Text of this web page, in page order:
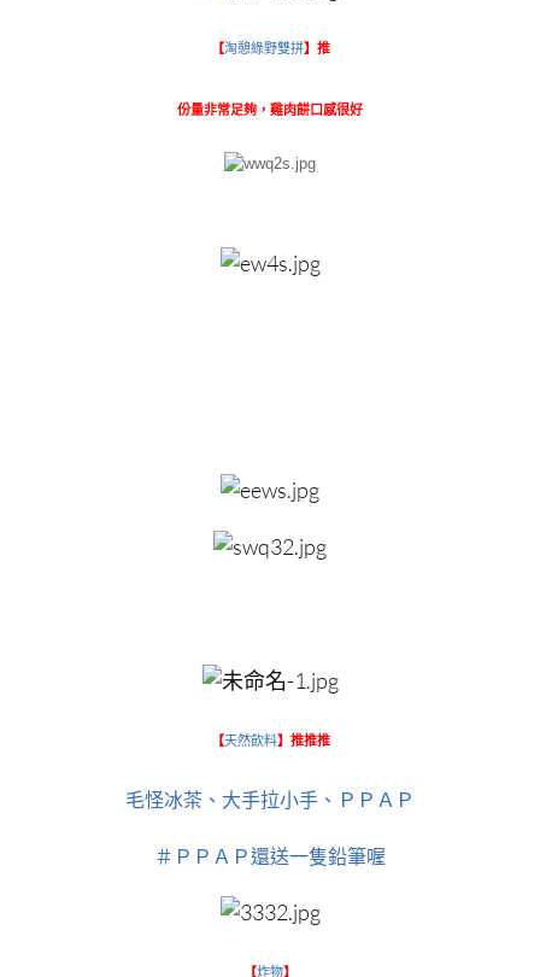
【淘憩綠野雙拼】推
份量非常足夠，雞肉餅口感很好
【天然飲料】推推推
毛怪冰茶、大手拉小手、ＰＰＡＰ
＃ＰＰＡＰ還送一隻鉛筆喔
【炸物】